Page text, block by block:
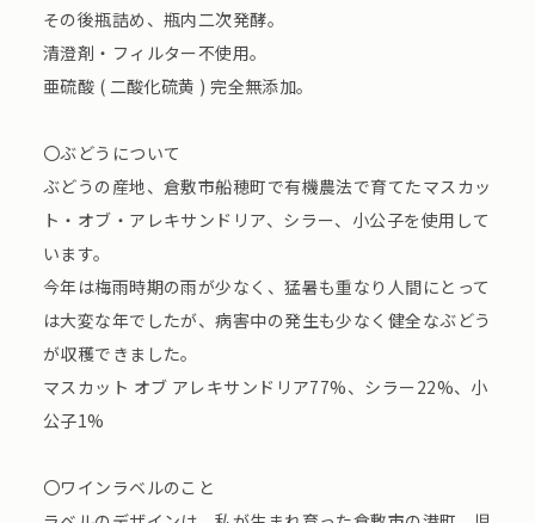
その後瓶詰め、瓶内二次発酵。
清澄剤・フィルター不使用。
亜硫酸 ( 二酸化硫黄 ) 完全無添加。
〇ぶどうについて
ぶどうの産地、倉敷市船穂町で有機農法で育てたマスカッ
ト・オブ・アレキサンドリア、シラー、小公子を使用して
います。
今年は梅雨時期の雨が少なく、猛暑も重なり人間にとって
は大変な年でしたが、病害中の発生も少なく健全なぶどう
が収穫できました。
マスカット オブ アレキサンドリア77%、シラー22%、小
公子1%
〇ワインラベルのこと